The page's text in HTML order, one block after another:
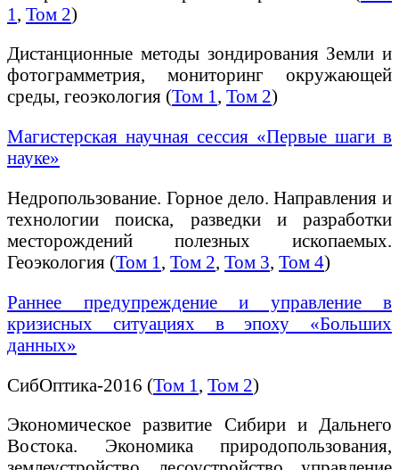
1 , Том 2)
Дистанционные методы зондирования Земли и
фотограмметрия, мониторинг окружающей
среды, геоэкология (Том 1 , Том 2)
Магистерская научная сессия «Первые шаги в
науке»
Недропользование. Горное дело. Направления и
технологии поиска, разведки и разработки
месторождений полезных ископаемых.
Геоэкология (Том 1 , Том 2, Том 3, Том 4)
Раннее предупреждение и управление в
кризисных ситуациях в эпоху «Больших
данных»
СибОптика-2016 (Том 1 , Том 2)
Экономическое развитие Сибири и Дальнего
Востока. Экономика природопользования,